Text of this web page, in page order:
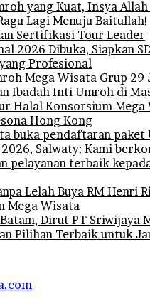
yang Kuat, Insya
Lagi Menuju Baitullah!
Sertifikasi Tour Leader
2026 Dibuka, Siapkan
Profesional
Mega Wisata Grup 29
Ibadah Inti Umroh di
Halal Konsorsium Mega
Hong Kong
buka pendaftaran paket
Salwaty: Kami
pelayanan terbaik
Lelah Buya RM Henri
Mega Wisata
Dirut PT Sriwijaya
Pilihan Terbaik untuk